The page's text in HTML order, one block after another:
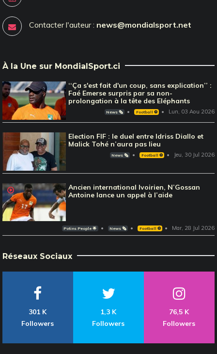
Contacter l'auteur : news@mondialsport.net
À la Une sur MondialSport.ci
‘‘Ça s'est fait d'un coup, sans explication’’ :
Faé Emerse surpris par sa non-
prolongation à la tête des Eléphants
News 🗞️ Football ⚽️ Lun, 03 Aou 2026
Election FIF : le duel entre Idriss Diallo et
Malick Tohé n’aura pas lieu
News 🗞️ Football ⚽️ Jeu, 30 Jul 2026
Ancien international Ivoirien, N’Gossan
Antoine lance un appel à l’aide
Potins People 🌟 News 🗞️ Football ⚽️ Mar, 28 Jul 2026
Réseaux Sociaux
301 K
Followers
1,3 K
Followers
76,5 K
Followers